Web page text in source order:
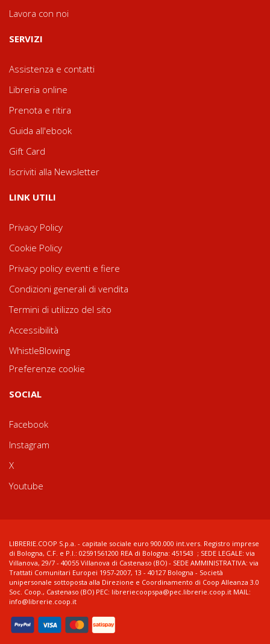
Lavora con noi
SERVIZI
Assistenza e contatti
Libreria online
Prenota e ritira
Guida all'ebook
Gift Card
Iscriviti alla Newsletter
LINK UTILI
Privacy Policy
Cookie Policy
Privacy policy eventi e fiere
Condizioni generali di vendita
Termini di utilizzo del sito
Accessibilità
WhistleBlowing
Preferenze cookie
SOCIAL
Facebook
Instagram
X
Youtube
LIBRERIE.COOP S.p.a. - capitale sociale euro 900.000 int.vers. Registro imprese
di Bologna, C.F. e P.I.: 02591561200 REA di Bologna: 451543 ; SEDE LEGALE: via
Villanova, 29/7 - 40055 Villanova di Castenaso (BO) - SEDE AMMINISTRATIVA: via
Trattati Comunitari Europei 1957-2007, 13 - 40127 Bologna - Società
unipersonale sottoposta alla Direzione e Coordinamento di Coop Alleanza 3.0
Soc. Coop., Castenaso (BO) PEC: libreriecoopspa@pec.librerie.coop.it MAIL:
info@librerie.coop.it